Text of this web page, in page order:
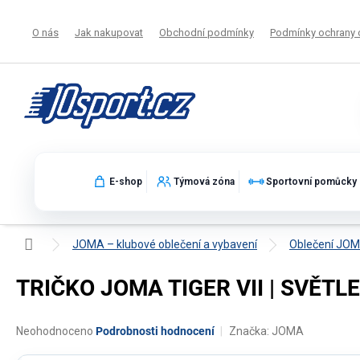
O nás Jak nakupovat Obchodní podmínky Podmínky ochrany
E-shop Týmová zóna Sportovní pomůcky
Domů JOMA – klubové oblečení a vybavení Oblečení
TRIČKO JOMA TIGER VII |
Průměrné
Neohodnoceno Podrobnosti hodnocení Značka: JOMA